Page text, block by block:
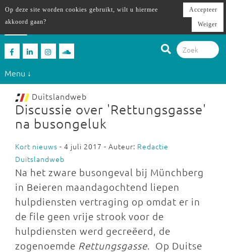
Menu ↓
Duitslandweb
Discussie over 'Rettungsgasse'
na busongeluk
Kort nieuws - 4 juli 2017 - Auteur: Redactie
Duitslandweb
Na het zware busongeval bij Münchberg
in Beieren maandagochtend liepen
hulpdiensten vertraging op omdat er in
de file geen vrije strook voor de
hulpdiensten werd gecreëerd, de
zogenoemde Rettungsgasse. Op Duitse
Op deze site worden cookies gebruikt, wilt u hiermee
akkoord gaan?
Accepteer
Weiger